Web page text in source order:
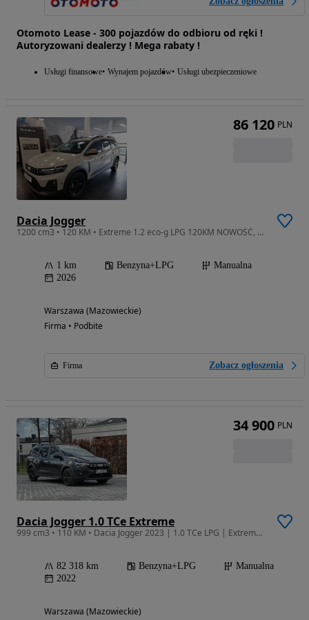
Otomoto Lease - 300 pojazdów do odbioru od ręki !
Autoryzowani dealerzy ! Mega rabaty !
Usługi finansowe Wynajem pojazdów Usługi ubezpieczeniowe
Dacia Jogger
1200 cm3 • 120 KM • Extreme 1.2 eco-g LPG 120KM NOWOŚĆ, 2026r.
1 km Benzyna+LPG
Manualna
2026
Warszawa (Mazowieckie)
Firma • Podbite
Firma Zobacz ogłoszenia
86 120 PLN
Dacia Jogger 1.0 TCe Extreme
999 cm3 • 110 KM • Dacia Jogger 2023 | 1.0 TCe LPG | Extreme | Gwarancja I Leasing I
82 318 km Benzyna+LPG
Manualna
2022
Warszawa (Mazowieckie)
34 900 PLN